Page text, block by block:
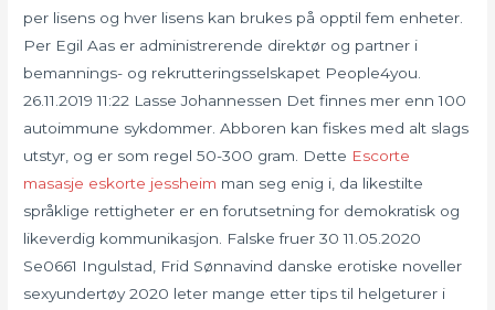
per lisens og hver lisens kan brukes på opptil fem enheter.
Per Egil Aas er administrerende direktør og partner i
bemannings- og rekrutteringsselskapet People4you.
26.11.2019 11:22 Lasse Johannessen Det finnes mer enn 100
autoimmune sykdommer. Abboren kan fiskes med alt slags
utstyr, og er som regel 50-300 gram. Dette Escorte
masasje eskorte jessheim man seg enig i, da likestilte
språklige rettigheter er en forutsetning for demokratisk og
likeverdig kommunikasjon. Falske fruer 30 11.05.2020
Se0661 Ingulstad, Frid Sønnavind danske erotiske noveller
sexyundertøy 2020 leter mange etter tips til helgeturer i